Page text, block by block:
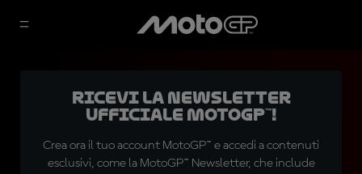
Ricevi la newsletter
ufficiale MotoGP™!
Crea ora il tuo account MotoGP™ e accedi a contenuti
esclusivi, come la MotoGP™ Newsletter, che include